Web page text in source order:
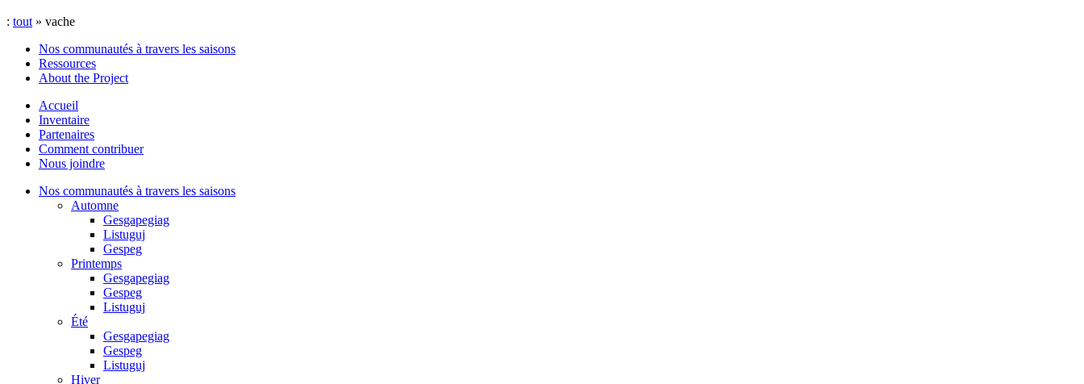
: tout » vache
Nos communautés à travers les saisons
Ressources
About the Project
Accueil
Inventaire
Partenaires
Comment contribuer
Nous joindre
Nos communautés à travers les saisons
Automne
Gesgapegiag
Listuguj
Gespeg
Printemps
Gesgapegiag
Gespeg
Listuguj
Été
Gesgapegiag
Gespeg
Listuguj
Hiver